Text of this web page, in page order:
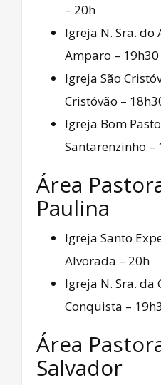
– 20h
Igreja N. Sra.
Amparo – 19h30
Igreja São
Cristóvão –
Igreja Bom
Santarenzinho –
Área
Paulina
Igreja Santo
Alvorada – 20h
Igreja N. Sra. da
Conquista –
Área
Salvador